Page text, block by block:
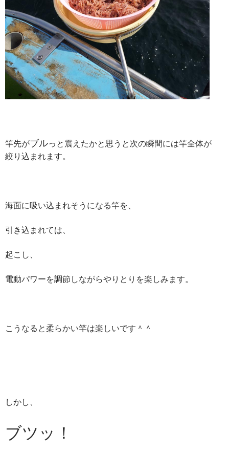
竿先がブルっと震えたかと思うと次の瞬間には竿全体が
絞り込まれます。
海面に吸い込まれそうになる竿を、
引き込まれては、
起こし、
電動パワーを調節しながらやりとりを楽しみます。
こうなると柔らかい竿は楽しいです＾＾
しかし、
ブツッ！